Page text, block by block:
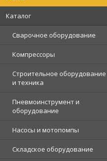
Каталог
Сварочное оборудование
Компрессоры
Строительное оборудование
и техника
Пневмоинструмент и
оборудование
Насосы и мотопомпы
Складское оборудование